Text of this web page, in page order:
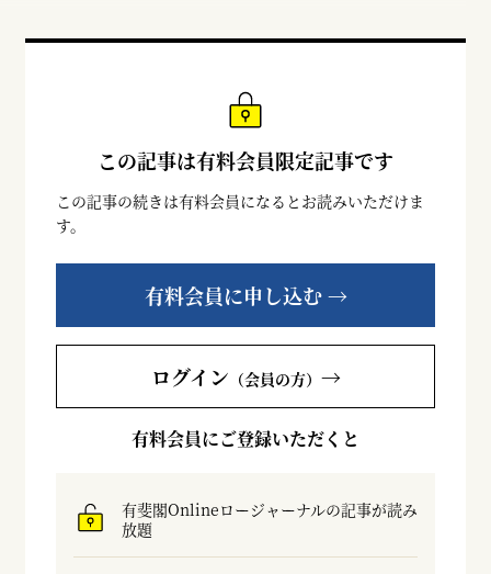
この記事は有料会員限定記事です
この記事の続きは有料会員になるとお読みいただけま
す。
有料会員に申し込む →
ログイン （会員の方） →
有料会員にご登録いただくと
有斐閣Onlineロージャーナルの記事が読み
放題